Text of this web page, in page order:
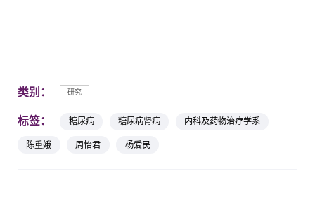
类别： 研究
标签： 糖尿病 糖尿病肾病
内科及药物治疗学系
陈重娥
周怡君 杨爱民